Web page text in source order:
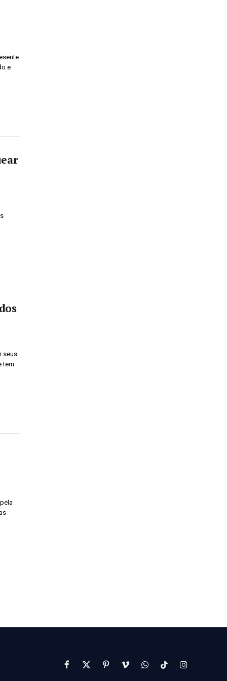
e
seus
tem
Facebook
X
PinterestVimeoWhatsAppTikTokInstagram